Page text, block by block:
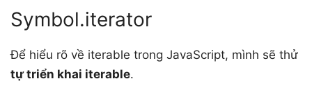
Symbol.iterator
Để hiểu rõ về iterable trong JavaScript, mình sẽ thử
tự triển khai iterable.